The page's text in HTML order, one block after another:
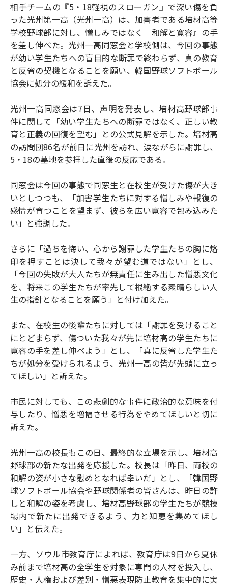
相手チームの『5・18軽視のスローガン』で深い傷を負
った光州第一高（光州一高）は、加害者である培材高等
学校野球部に対し、憎しみではなく『和解と寛容』の手
を差し伸べた。光州一高同窓会と学校側は、今回の事態
が幼い学生たちへの盲目的な断罪で終わらず、真の教育
と反省の契機となることを願い、韓国野球ソフトボール
協会に処分の緩和を訴えた。
光州一高同窓会は7日、声明を発表し、培材高野球部事
件に関して「幼い学生たちへの断罪ではなく、正しい教
育と正義の回復を望む」との公式見解を示した。培材高
の訪問団86名が前日に光州を訪れ、涙ながらに謝罪し、
5・18の墓地を参拝した直後の反応である。
同窓会は今回の事態で同窓生と在校生が受けた傷が大き
いとしつつも、「加害学生たちに対する憎しみや報復の
感情が育つことを望まず、彼らを広い寛容で包み込みた
い」と強調した。
さらに「過ちを悔い、心から謝罪した学生たちの胸に烙
印を押すことは決して我々が望む道ではない」とし、
「今回の失敗が大人たちが無責任に生み出した憎悪文化
を、将来この学生たちが率先して根絶する素晴らしい人
生の指針となることを願う」と付け加えた。
また、在校生の後輩たちに対しては「謝罪を受けること
にとどまらず、傷ついた我々が先に培材高の学生たちに
寛容の手を差し伸べよう」とし、「真に反省した学生た
ちが処分を受けられるよう、光州一高の皆が先頭に立っ
てほしい」と訴えた。
市民に対しても、この悲劇的な事件に政治的な意味を付
与したり、憎悪を増幅させる行為をやめてほしいと切に
訴えた。
光州一高の校長もこの日、最終的な立場を示し、培材高
野球部の新たな出発を応援した。校長は「昨日、両校の
和解の姿が小さな慰めとなれば幸いだ」とし、「韓国野
球ソフトボール協会や野球関係者の皆さんは、昨日の許
しと和解の姿を考慮し、培材高野球部の学生たちが競技
場内で新たに出発できるよう、力と知恵を集めてほし
い」と伝えた。
一方、ソウル市教育庁によれば、教育庁は9日から夏休
み前まで培材高の全学生を対象に専門の人材を投入し、
歴史・人権および差別・憎悪表現防止教育を集中的に実